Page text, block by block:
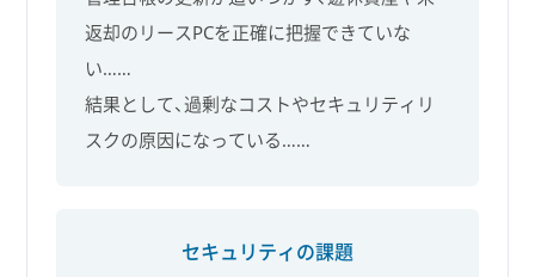
返却のリースPCを正確に把握できていな
い……
結果として、過剰なコストやセキュリティリ
スクの原因になっている……
セキュリティの課題